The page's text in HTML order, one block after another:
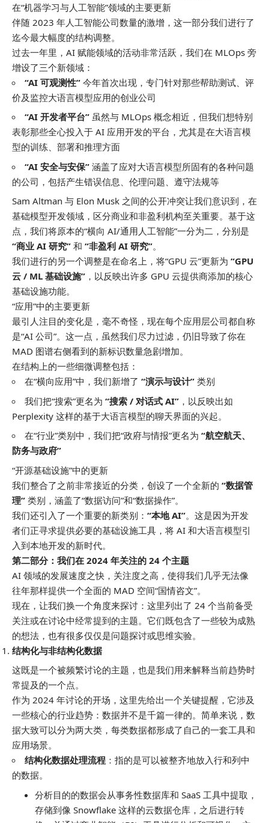
在“机器学习与人工智能”领域的主要更新
伴随 2023 年人工智能公司数量的激增，这一部分我们进行了
迄今最大幅度的结构调整。
过去一年里，AI 赋能领域的活动非常活跃，我们在 MLOps 旁
增设了三个新领域：
“AI 可观测性” 今年首次出现，专门针对那些帮助测试、评
价及监控大语言模型应用的创业公司
“AI 开发者平台” 虽然与 MLOps 概念相近，但我们想特别
表彰那些全心投入于 AI 应用开发的平台，尤其是在大语言模
型的训练、部署和推理方面
“AI 安全与安保” 涵盖了应对大语言模型所固有的各种问题
的公司，包括产生错误信息、伦理问题、遵守法规等
Sam Altman 与 Elon Musk 之间的公开冲突让我们意识到，在
基础模型开发领域，区分商业和非盈利机构至关重要。基于这
点，我们将原本的“横向 AI/通用人工智能”一分为二，分别是
“商业 AI 研究” 和 “非盈利 AI 研究”。
我们进行的另一个调整是在命名上，将“GPU 云”更新为 “GPU
云 / ML 基础设施” ，以反映出许多 GPU 云提供商添加的核心
基础设施功能。
“应用”中的主要更新
最引人注目的变化是，毫不奇怪，现在每个应用层公司都自称
是“AI 公司”。这一点，虽然我们尽力过滤，仍旧导致了你在
MAD 图谱右侧看到的新标识数量急剧增加。
在结构上的一些细微调整包括：
在“横向应用”中，我们新增了 “演示与设计” 类别
我们把“搜索”更名为 “搜索 / 对话式 AI” ，以反映出如
Perplexity 这样的基于大语言模型的聊天界面的兴起。
在“行业”类别中，我们把“政府与情报”更名为 “航空航天、
防务与政府”
“开源基础设施”中的更新
我们整合了之前非常接近的分类，创设了一个全新的 “数据管
理” 类别，涵盖了“数据访问”和“数据操作”。
我们还引入了一个重要的新类别： “本地 AI”。这是因为开发
者们正寻求提供必要的基础设施工具，将 AI 和大语言模型引
入到本地开发的新时代。
第二部分：我们在 2024 年关注的 24 个主题
AI 领域的发展速度之快，关注度之高，使得我们几乎无法像
往年那样提供一个全面的 MAD 空间“国情咨文”。
现在，让我们换一个角度来探讨：这里列出了 24 个当前备受
关注或在讨论中经常提到的主题。它们既包含了一些较为成熟
的想法，也有很多仅仅是问题探讨或思维实验。
结构化与非结构化数据
这既是一个被频繁讨论的主题，也是我们用来解释当前趋势时
常提及的一个点。
作为 2024 年讨论的开场，这里先给出一个关键提醒，它涉及
一些核心的行业趋势：数据并不是千篇一律的。简单来说，数
据大致可以分为两大类，每类数据都形成了自己的一套工具和
应用场景。
结构化数据处理流程 ：指的是可以被整齐地放入行和列中
的数据。
分析目的的数据会从事务性数据库和 SaaS 工具中提取，
存储到像 Snowflake 这样的云数据仓库，之后进行转